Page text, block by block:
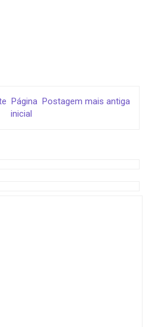
Postagem mais antiga
Página
inicial